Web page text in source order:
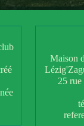
Maison
25